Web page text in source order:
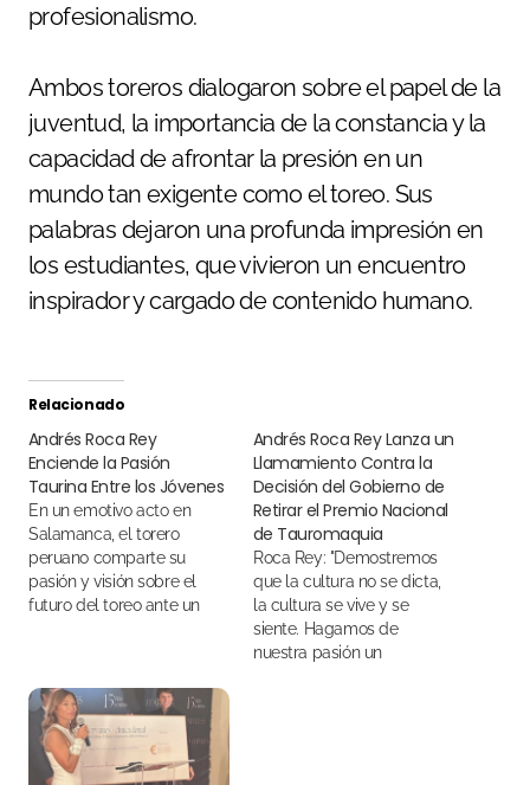
profesionalismo.
Ambos toreros dialogaron sobre el papel de la
juventud, la importancia de la constancia y la
capacidad de afrontar la presión en un
mundo tan exigente como el toreo. Sus
palabras dejaron una profunda impresión en
los estudiantes, que vivieron un encuentro
inspirador y cargado de contenido humano.
Relacionado
Andrés Roca Rey
Enciende la Pasión
Taurina Entre los Jóvenes
En un emotivo acto en
Salamanca, el torero
peruano comparte su
pasión y visión sobre el
futuro del toreo ante un
Andrés Roca Rey Lanza un
Llamamiento Contra la
Decisión del Gobierno de
Retirar el Premio Nacional
de Tauromaquia
Roca Rey: "Demostremos
que la cultura no se dicta,
la cultura se vive y se
siente. Hagamos de
nuestra pasión un